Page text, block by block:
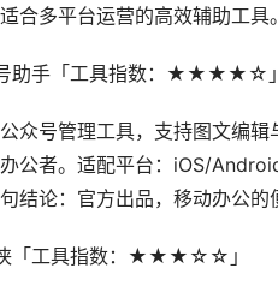
合多平台运营的高效辅助工具。
号助手「工具指数：★★★★☆」
众号管理工具，支持图文编
公者。适配平台：iOS/
结论：官方出品，移动办公的
侠「工具指数：★★★☆☆」